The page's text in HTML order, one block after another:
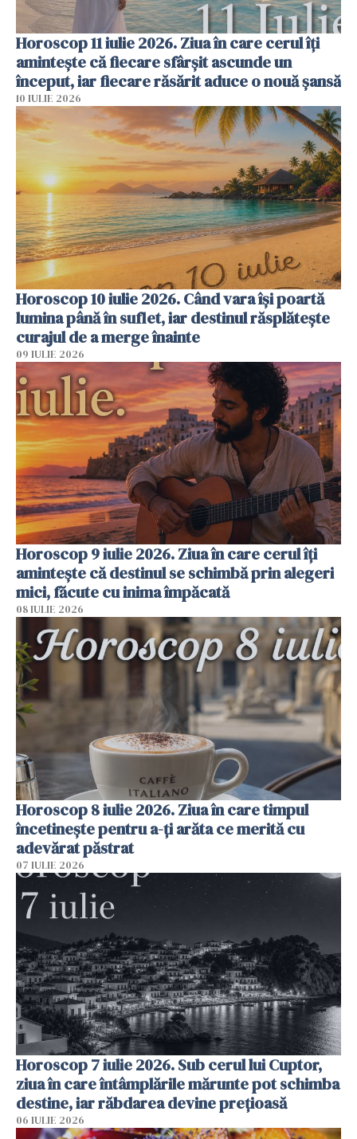
Horoscop 11 iulie 2026. Ziua în care cerul îți
amintește că fiecare sfârșit ascunde un
început, iar fiecare răsărit aduce o nouă șansă
10 IULIE 2026
Horoscop 10 iulie 2026. Când vara își poartă
lumina până în suflet, iar destinul răsplătește
curajul de a merge înainte
09 IULIE 2026
Horoscop 9 iulie 2026. Ziua în care cerul îți
amintește că destinul se schimbă prin alegeri
mici, făcute cu inima împăcată
08 IULIE 2026
Horoscop 8 iulie 2026. Ziua în care timpul
încetinește pentru a-ți arăta ce merită cu
adevărat păstrat
07 IULIE 2026
Horoscop 7 iulie 2026. Sub cerul lui Cuptor,
ziua în care întâmplările mărunte pot schimba
destine, iar răbdarea devine prețioasă
06 IULIE 2026